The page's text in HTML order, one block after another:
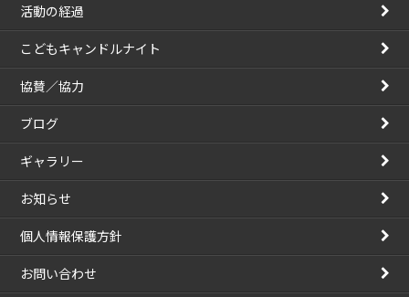
活動の経過
こどもキャンドルナイト
協賛／協力
ブログ
ギャラリー
お知らせ
個人情報保護方針
お問い合わせ